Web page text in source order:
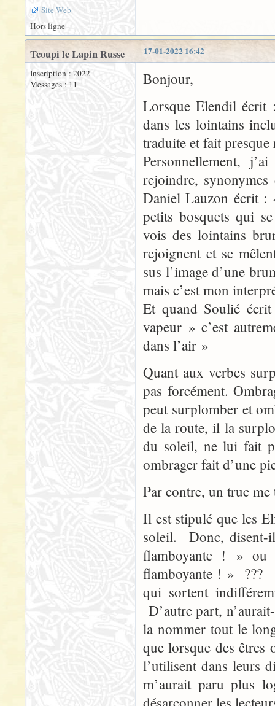
Site Web
Hors ligne
17-01-2022 16:42
Tcoupi le Lapin Russe
Inscription : 2022
Messages : 11
Bonjour,
Lorsque Elendil écrit
dans les lointains
traduite et fait
Personnellement,
rejoindre,
Daniel Lauzon écrit :
petits bosquets qui
vois des lointains
rejoignent et se
sus l’image d’une
mais c’est mon
Et quand Soulié
vapeur » c’est
dans l’air »
Quant aux verbes
pas forcément.
peut surplomber et
de la route, il la
du soleil, ne lui fait
ombrager fait d’une
Par contre, un truc
Il est stipulé que les
soleil. Donc, disent-
flamboyante ! » ou
flamboyante ! » ???
qui sortent
D’autre part,
la nommer tout le
que lorsque des êtres
l’utilisent dans leurs
m’aurait paru plus
désarçonner les